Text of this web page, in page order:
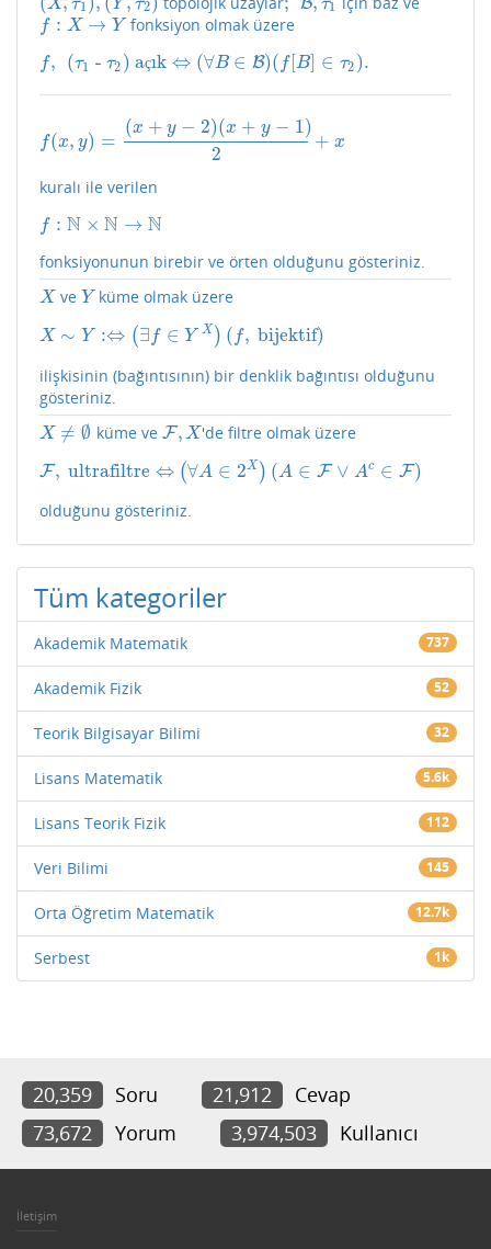
X τ1 Y τ2 τ1
f : X → Y
f:X→Y fonksiyon olmak üzere
f, (τ1 - τ2 ) açık ⇔ (∀B ∈ B)( f[B] ∈ τ2 ).
f ( τ1- τ2)açık⇔(∀B∈B )(f[B ]∈τ2 .
f(x, y) =
(x + y − 2)(x + y − 1)
2
+ x
f( x,y)=(x+y−2)(x+y−1)2+x
kuralı ile verilen
f : N × N → N
f:N×N→ N
fonksiyonunun birebir ve örten olduğunu gösteriniz.
X
X ve Y
Y küme olmak üzere
X ∼ Y :⇔ (∃ f ∈ Y X ) ( f, bijektif)
X∼Y:⇔(∃f ∈YX) (f, bijektif)
ilişkisinin (bağıntısının) bir denklik bağıntısı olduğunu
gösteriniz.
X ≠ ∅
X≠ ∅ küme ve F, X
F,X 'de filtre olmak üzere
F, ultrafiltre ⇔ (∀A ∈ 2X ) (A ∈ F ∨ Ac ∈ F)
F,ultrafiltre⇔(∀A ∈2X) A∈ F∨ Ac∈F )
olduğunu gösteriniz.
Tüm kategoriler
Akademik Matematik 737
Akademik Fizik 52
Teorik Bilgisayar Bilimi 32
Lisans Matematik 5.6k
Lisans Teorik Fizik 112
Veri Bilimi 145
Orta Öğretim Matematik 12.7k
Serbest 1k
20,359 Soru 21,912
Cevap
73,672
Yorum 3,974,503 Kullanıcı
İletişim